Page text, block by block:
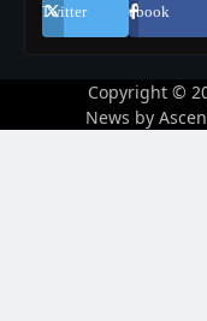
Twitter Facebook
Copyright ©
News by